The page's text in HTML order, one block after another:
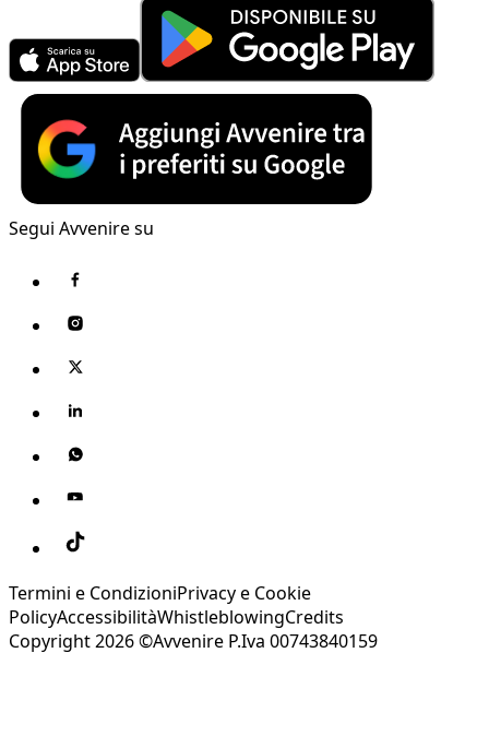
Segui Avvenire su
Termini e CondizioniPrivacy e Cookie
PolicyAccessibilitàWhistleblowingCredits
Copyright 2026 ©Avvenire P.Iva 00743840159